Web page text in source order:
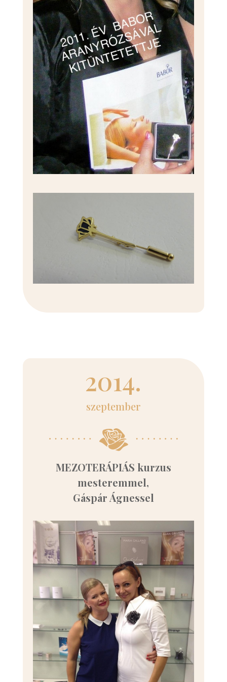
2014.
szeptember
MEZOTERÁPIÁS kurzus
mesteremmel,
Gáspár Ágnessel